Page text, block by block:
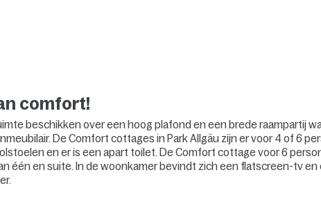
comfort!
beschikken over een hoog plafond en een brede raampartij
De Comfort cottages in Park Allgäu zijn er voor 4 of 6
en er is een apart toilet. De Comfort cottage voor 6
één en suite. In de woonkamer bevindt zich een flatscreen-tv